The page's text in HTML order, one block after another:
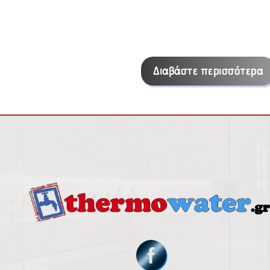
Διαβάστε περισσότερα